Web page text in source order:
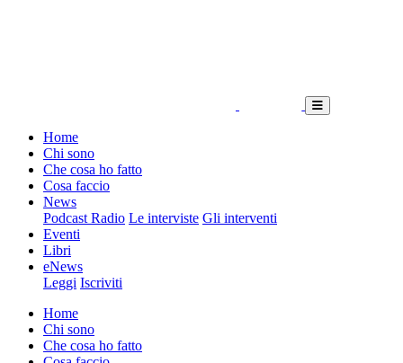
Home
Chi sono
Che cosa ho fatto
Cosa faccio
News
Podcast Radio Le interviste Gli interventi
Eventi
Libri
eNews
Leggi Iscriviti
Home
Chi sono
Che cosa ho fatto